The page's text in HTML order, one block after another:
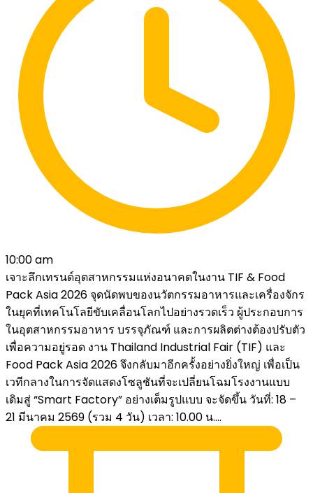
10:00 am
เจาะลึกเทรนด์อุตสาหกรรมแห่งอนาคตในงาน TIF & Food
Pack Asia 2026 จุดนัดพบของนวัตกรรมอาหารและเครื่องจักร
ในยุคที่เทคโนโลยีขับเคลื่อนโลกไปอย่างรวดเร็ว ผู้ประกอบการ
ในอุตสาหกรรมอาหาร บรรจุภัณฑ์ และการผลิตต่างต้องปรับตัว
เพื่อความอยู่รอด งาน Thailand Industrial Fair (TIF) และ
Food Pack Asia 2026 จึงกลับมาอีกครั้งอย่างยิ่งใหญ่ เพื่อเป็น
เวทีกลางในการจัดแสดงโซลูชันที่จะเปลี่ยนโฉมโรงงานแบบ
เดิมสู่ “Smart Factory” อย่างเต็มรูปแบบ จะจัดขึ้น วันที่: 18 –
21 มีนาคม 2569 (รวม 4 วัน) เวลา: 10.00 น....